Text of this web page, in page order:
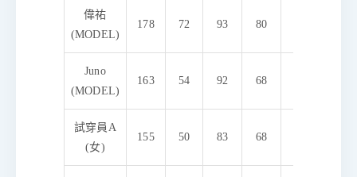
偉祐
(MODEL)
178 72 93 80
Juno
(MODEL)
163 54 92 68
試穿員A
(女)
155 50 83 68